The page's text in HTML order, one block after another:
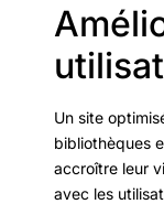
Un site
bibliothèques
accroître leur
avec les